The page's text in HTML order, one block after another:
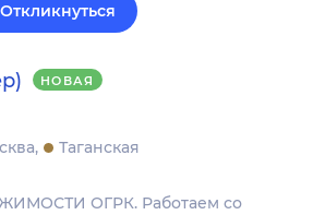
Откликнуться
НОВАЯ
Таганская
ОГРК. Работаем со